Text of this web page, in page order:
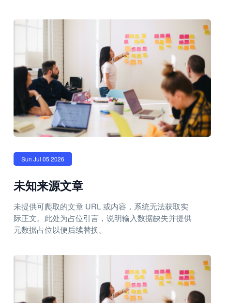
Sun Jul 05 2026
未知来源文章
未提供可爬取的文章 URL 或内容，系统无法获取实
际正文。此处为占位引言，说明输入数据缺失并提供
元数据占位以便后续替换。